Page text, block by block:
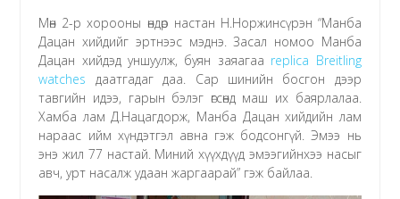
Мөн 2-р хорооны өндөр настан Н.Норжинсүрэн “Манба
Дацан хийдийг эртнээс мэднэ. Засал номоо Манба
Дацан хийдэд уншуулж, буян заяагаа replica Breitling
watches даатгадаг даа. Сар шинийн босгон дээр
тавгийн идээ, гарын бэлэг өгсөнд маш их баярлалаа.
Хамба лам Д.Нацагдорж, Манба Дацан хийдийн лам
нараас ийм хүндэтгэл авна гэж бодсонгүй. Эмээ нь
энэ жил 77 настай. Миний хүүхдүүд эмээгийнхээ насыг
авч, урт насалж удаан жаргаарай” гэж байлаа.